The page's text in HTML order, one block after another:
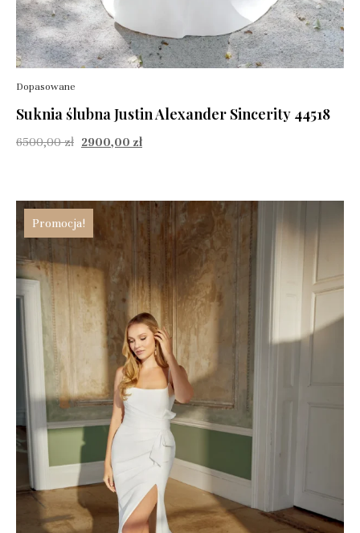
Dopasowane
Suknia ślubna Justin Alexander Sincerity 44518
6500,00zł 2900,00 zł
Promocja!